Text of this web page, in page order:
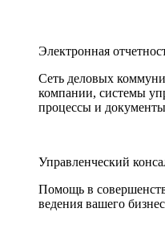
Электронная
Сеть деловых
компании, системы
процессы и
Управленческий
Помощь в
ведения вашего